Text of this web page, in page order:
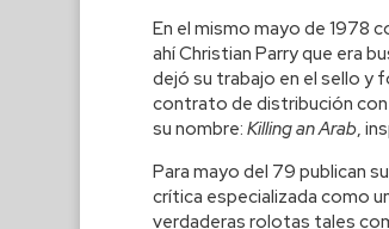
En el mismo mayo de 1978
ahí Christian Parry que era
dejó su trabajo en el sello y
contrato de distribución con
su nombre: Killing an Arab,
Para mayo del 79 publican
crítica especializada como
verdaderas rolotas tales